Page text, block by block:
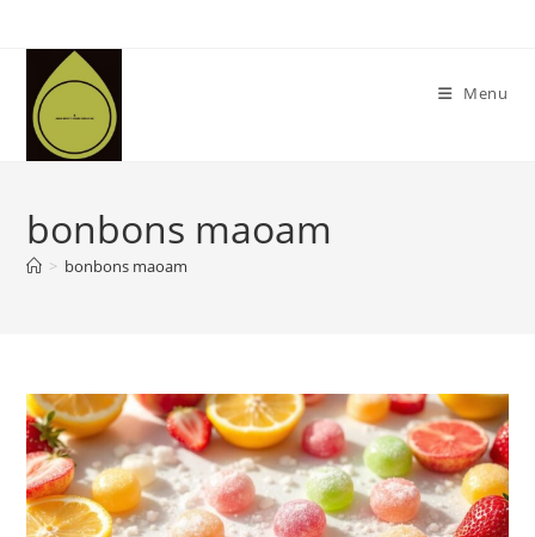
content
Menu
bonbons maoam
> bonbons maoam